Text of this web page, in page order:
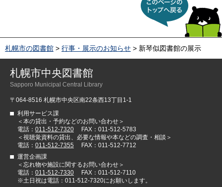
る
札幌市の図書館 > 行事・展示のお知らせ > 新琴似図書館の展示
札幌市中央図書館
Sapporo Municipal Central Library
〒064-8516 札幌市中央区南22条西13丁目1-1
利用サービス課
＜本の貸出・予約などのお問い合わせ＞
電話： 011-512-7320
FAX：011-512-5783
＜視聴覚資料の貸出、必要な情報や本などの調査・相談＞
電話： 011-512-7355
FAX：011-512-7712
運営企画課
＜忘れ物や施設に関するお問い合わせ＞
電話： 011-512-7330
FAX：011-512-7110
※土日祝は電話：011-512-7320にお願いします。